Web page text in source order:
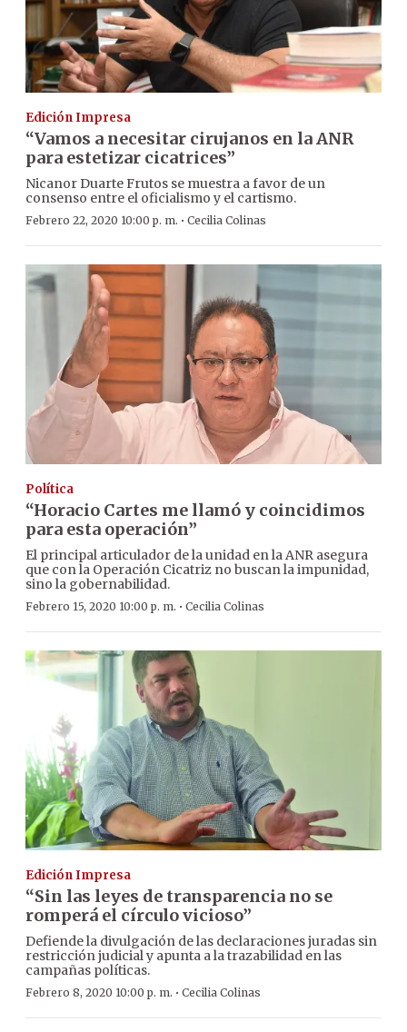
Edición Impresa
“Vamos a necesitar cirujanos en la ANR
para estetizar cicatrices”
Nicanor Duarte Frutos se muestra a favor de un
consenso entre el oficialismo y el cartismo.
Febrero 22, 2020 10:00 p. m. · Cecilia Colinas
Política
“Horacio Cartes me llamó y coincidimos
para esta operación”
El principal articulador de la unidad en la ANR asegura
que con la Operación Cicatriz no buscan la impunidad,
sino la gobernabilidad.
Febrero 15, 2020 10:00 p. m. · Cecilia Colinas
Edición Impresa
“Sin las leyes de transparencia no se
romperá el círculo vicioso”
Defiende la divulgación de las declaraciones juradas sin
restricción judicial y apunta a la trazabilidad en las
campañas políticas.
Febrero 8, 2020 10:00 p. m. · Cecilia Colinas